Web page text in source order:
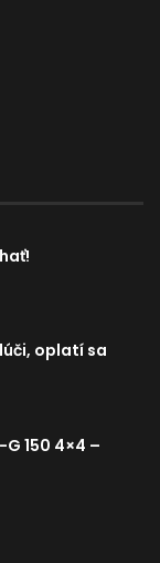
lúči, oplatí sa
150 4×4 –